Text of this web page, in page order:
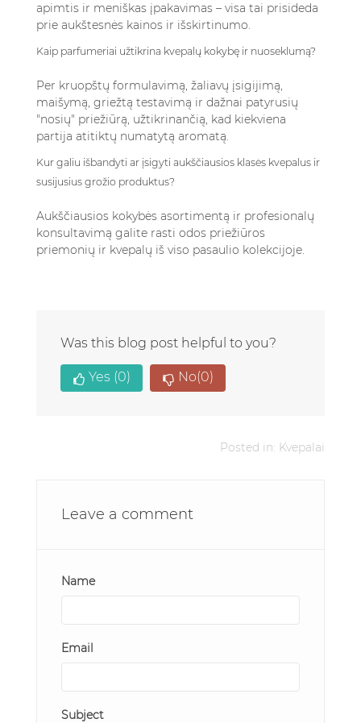
apimtis ir meniškas įpakavimas – visa tai prisideda
prie aukštesnės kainos ir išskirtinumo.
Kaip parfumeriai užtikrina kvepalų kokybę ir nuoseklumą?
Per kruopštų formulavimą, žaliavų įsigijimą,
maišymą, griežtą testavimą ir dažnai patyrusių
"nosių" priežiūrą, užtikrinančią, kad kiekviena
partija atitiktų numatytą aromatą.
Kur galiu išbandyti ar įsigyti aukščiausios klasės kvepalus ir
susijusius grožio produktus?
Aukščiausios kokybės asortimentą ir profesionalų
konsultavimą galite rasti odos priežiūros
priemonių ir kvepalų iš viso pasaulio kolekcijoje.
Was this blog post helpful to you?
Yes (0) No(0)
Posted in: Kvepalai
Leave a comment
Name
Email
Subject